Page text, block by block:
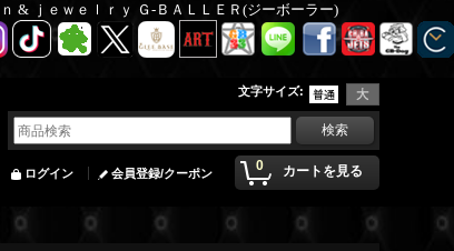
& ｊｅｗｅｌｒｙ Ｇ-ＢＡＬＬＥＲ(ジーボーラー)
文字サイズ:
0 カートを見る
ログイン 会員登録/クーポン